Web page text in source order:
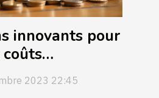
innovants pour
2023 22:45